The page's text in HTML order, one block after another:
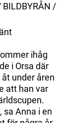
/
ihåg
i Orsa där
under åren
att han var
sa Anna i en